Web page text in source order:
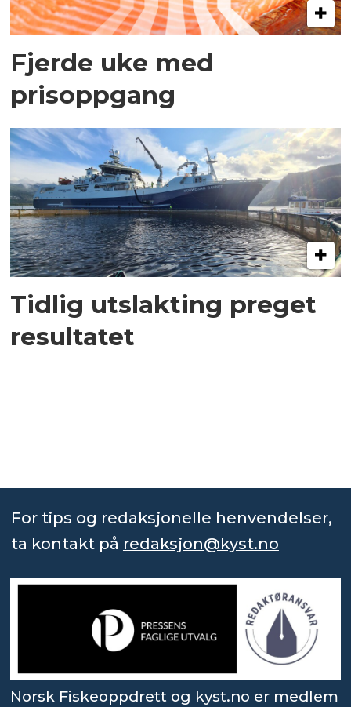
Fjerde uke med
prisoppgang
Tidlig utslakting preget
resultatet
For tips og redaksjonelle henvendelser,
ta kontakt på redaksjon@kyst.no
Norsk Fiskeoppdrett og kyst.no er medlem